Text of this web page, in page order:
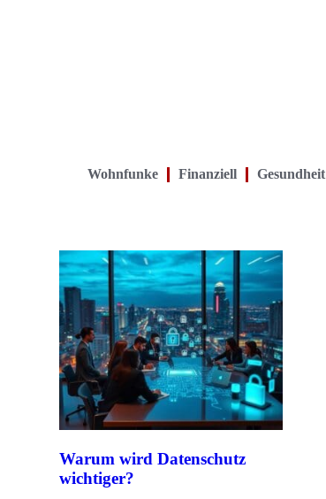
Wohnfunke Finanziell Gesundheit
Warum wird Datenschutz
wichtiger?